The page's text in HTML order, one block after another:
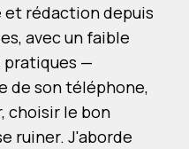
rédaction depuis
avec un faible
pratiques —
de son téléphone,
choisir le bon
ruiner. J'aborde